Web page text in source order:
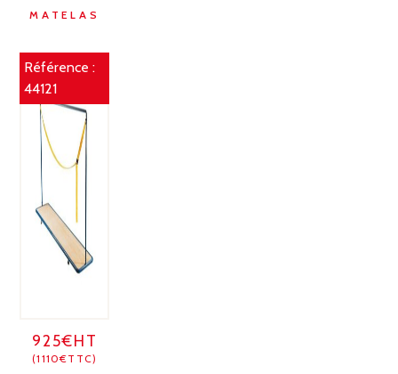
MATELAS
Référence :
44121
925€HT
(1110€TTC)